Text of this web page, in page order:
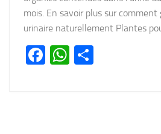
mois. En savoir plus sur comment
urinaire naturellement Plantes
Facebook
WhatsApp